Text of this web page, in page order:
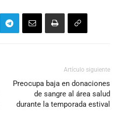
Artículo siguiente
Preocupa baja en donaciones
de sangre al área salud
durante la temporada estival